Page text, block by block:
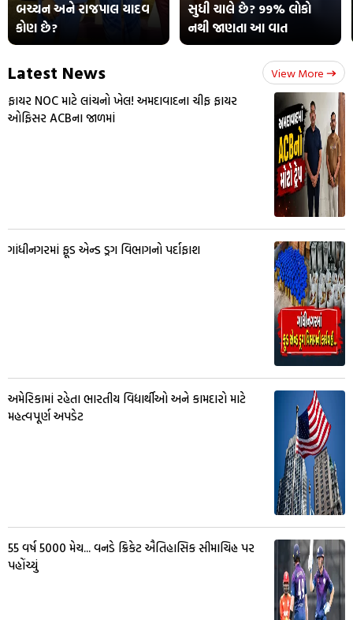
બચ્ચન અને રાજપાલ યાદવ
કોણ છે?
સુધી ચાલે છે? 99% લોકો
નથી જાણતા આ વાત
Latest News View More
ફાયર NOC માટે લાંચનો ખેલ! અમદાવાદના ચીફ ફાયર
ઓફિસર ACBના જાળમાં
ગાંધીનગરમાં ફૂડ એન્ડ ડ્રગ વિભાગનો પર્દાફાશ
અમેરિકામાં રહેતા ભારતીય વિદ્યાર્થીઓ અને કામદારો માટે
મહત્વપૂર્ણ અપડેટ
55 વર્ષ 5000 મેચ... વનડે ક્રિકેટ ઐતિહાસિક સીમાચિહ્ન પર
પહોંચ્યું